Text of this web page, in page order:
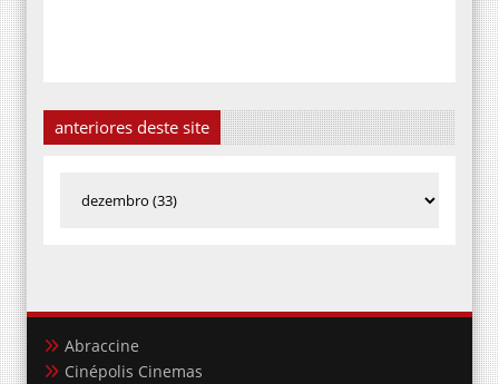
anteriores deste site
Abraccine
Cinépolis Cinemas